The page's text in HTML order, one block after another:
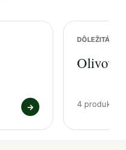
→
DÔLEŽITÁ
Olivový
4 produktov